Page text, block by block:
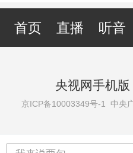
首页 直播 听音
央视网手机版
京ICP备10003349号-1 中央